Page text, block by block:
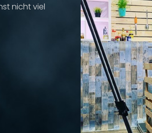
nicht viel